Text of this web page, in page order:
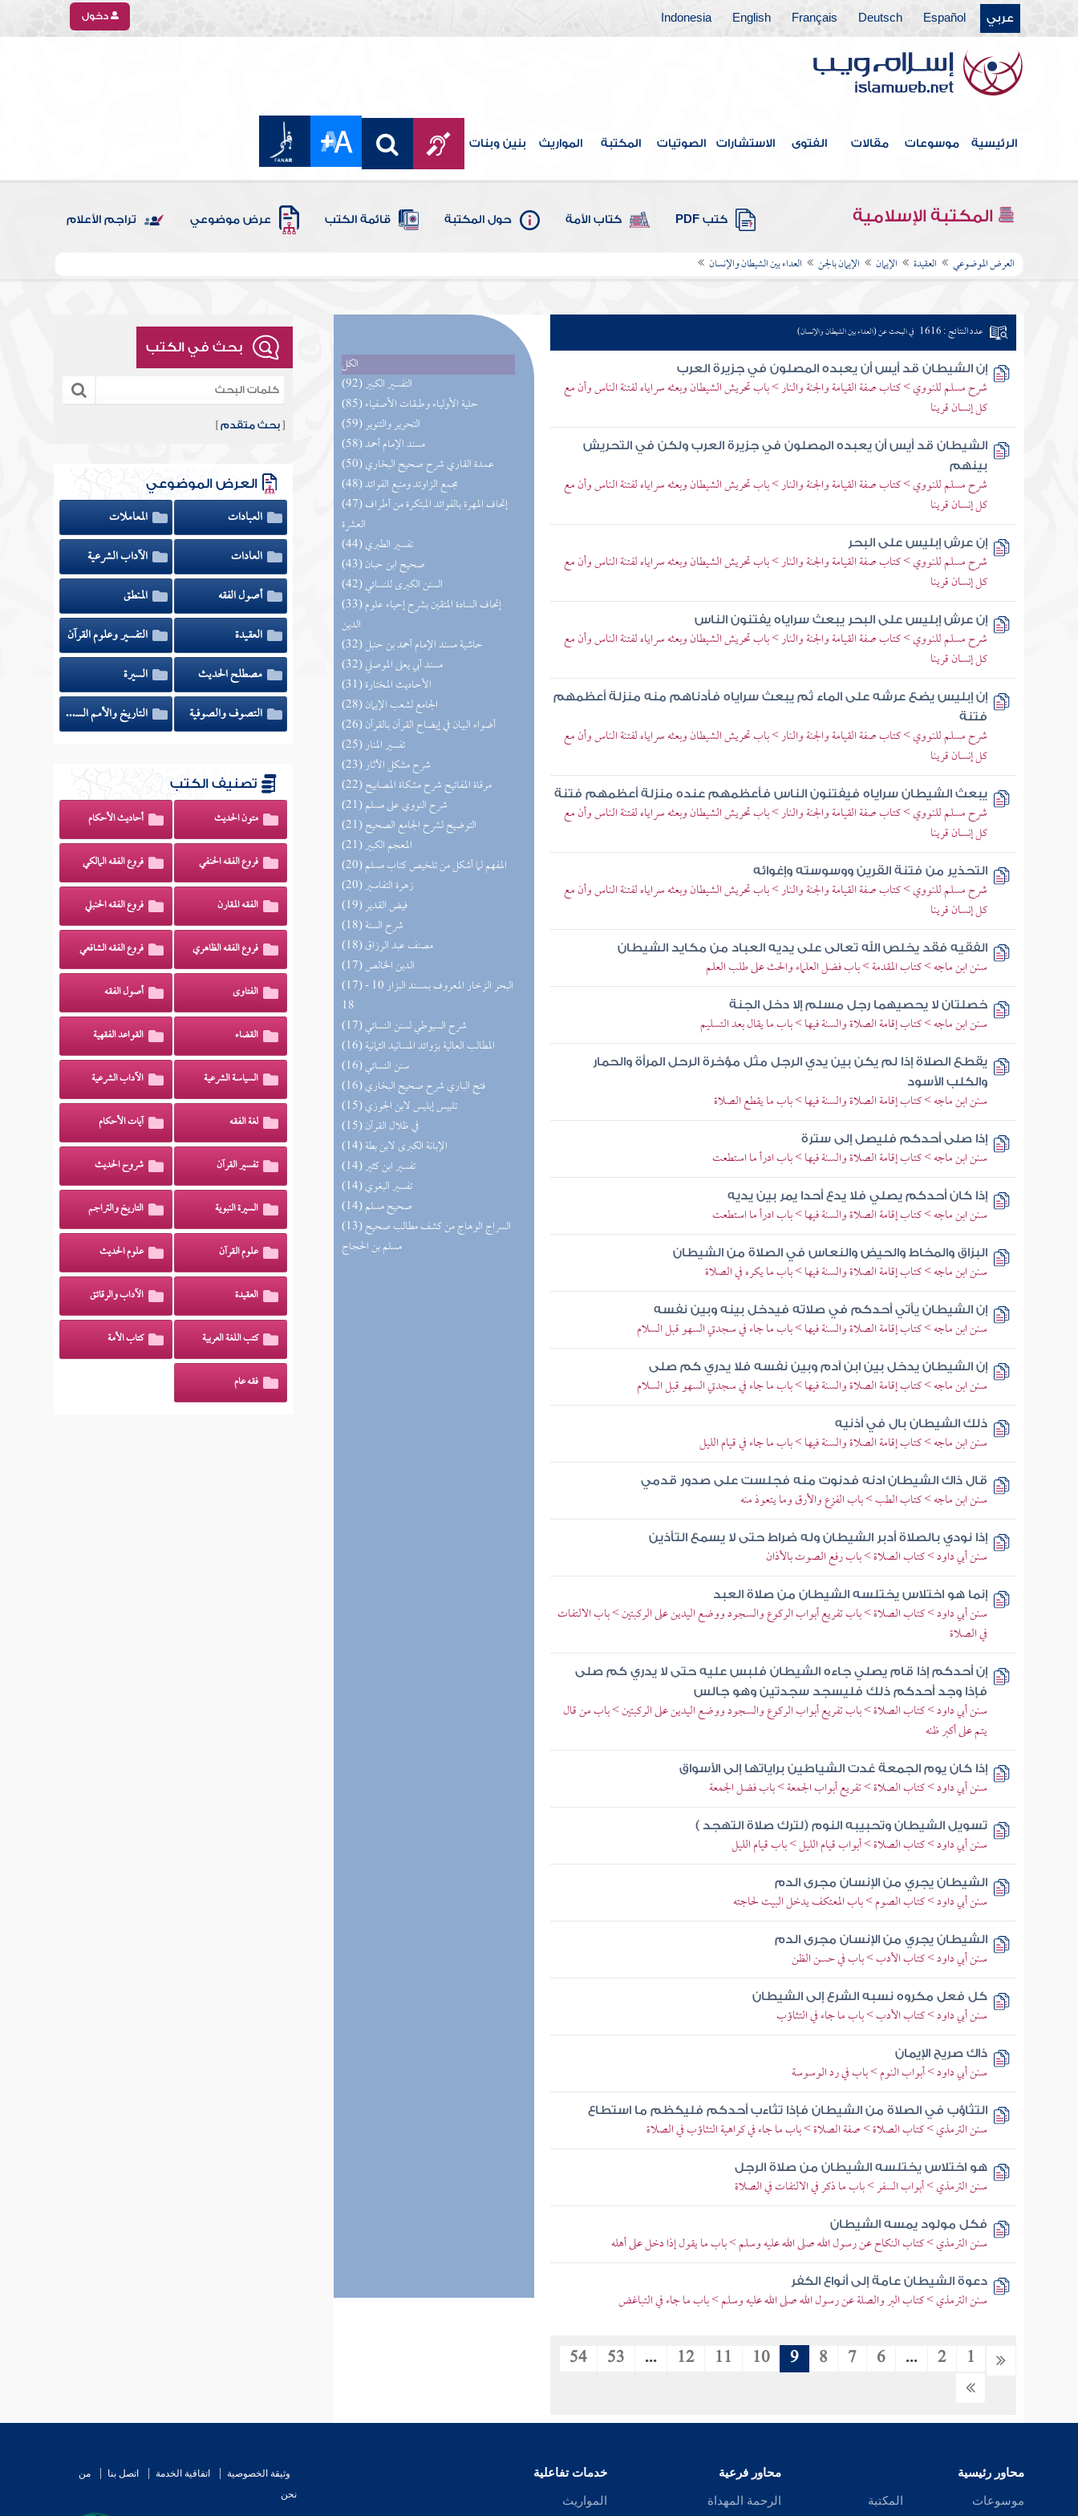
عربي Español
Deutsch
Français
English
Indonesia دخول
الرئيسية موسوعات مقالات الفتوى الاستشارات الصوتيات المكتبة المواريث بنين وبنات
المكتبة الإسلامية كتب PDF كتاب الأمة حول المكتبة قائمة الكتب عرض موضوعي تراجم الأعلام
العرض الموضوعي العقيدة الإيمان الإيمان بالجن العداء بين الشيطان والإنسان
الكل
(92) التفسير الكبير
(85) حلية الأولياء وطبقات الأصفياء
(59) التحرير والتنوير
(58) مسند الإمام أحمد
(50) عمدة القاري شرح صحيح البخاري
(48) مجمع الزاوئد ومنبع الفوائد
(47) إتحاف المهرة بالفوائد المبتكرة من أطراف
العشرة
(44) تفسير الطبري
(43) صحيح ابن حبان
(42) السنن الكبرى للنسائي
(33) إتحاف السادة المتقين بشرح إحياء علوم
الدين
(32) حاشية مسند الإمام أحمد بن حنبل
(32) مسند أبي يعلى الموصلي
(31) الأحاديث المختارة
(28) الجامع لشعب الإيمان
(26) أضواء البيان في إيضاح القرآن بالقرآن
(25) تفسير المنار
(23) شرح مشكل الآثار
(22) مرقاة المفاتيح شرح مشكاة المصابيح
(21) شرح النووي على مسلم
(21) التوضيح لشرح الجامع الصحيح
(21) المعجم الكبير
(20) المفهم لما أشكل من تلخيص كتاب مسلم
(20) زهرة التفاسير
(19) فيض القدير
(18) شرح السنة
(18) مصنف عبد الرزاق
(17) الدين الخالص
(17) البحر الزخار المعروف بمسند البزار 10 -
18
(17) شرح السيوطي لسنن النسائي
(16) المطالب العالية بزوائد المسانيد الثمانية
(16) سنن النسائي
(16) فتح الباري شرح صحيح البخاري
(15) تلبيس إبليس لابن الجوزي
(15) في ظلال القرآن
(14) الإبانة الكبرى لابن بطة
(14) تفسير ابن كثير
(14) تفسير البغوي
(14) صحيح مسلم
(13) السراج الوهاج من كشف مطالب صحيح
مسلم بن الحجاج
عدد النتائج : 1616 في البحث عن (العداء بين الشيطان والإنسان)
إن الشيطان قد أيس أن يعبده المصلون في جزيرة العرب
شرح مسلم للنووي > كتاب صفة القيامة والجنة والنار > باب تحريش الشيطان وبعثه سراياه لفتنة الناس وأن مع
كل إنسان قرينا
الشيطان قد أيس أن يعبده المصلون في جزيرة العرب ولكن في التحريش
بينهم
شرح مسلم للنووي > كتاب صفة القيامة والجنة والنار > باب تحريش الشيطان وبعثه سراياه لفتنة الناس وأن مع
كل إنسان قرينا
إن عرش إبليس على البحر
شرح مسلم للنووي > كتاب صفة القيامة والجنة والنار > باب تحريش الشيطان وبعثه سراياه لفتنة الناس وأن مع
كل إنسان قرينا
إن عرش إبليس على البحر يبعث سراياه يفتنون الناس
شرح مسلم للنووي > كتاب صفة القيامة والجنة والنار > باب تحريش الشيطان وبعثه سراياه لفتنة الناس وأن مع
كل إنسان قرينا
إن إبليس يضع عرشه على الماء ثم يبعث سراياه فأدناهم منه منزلة أعظمهم
فتنة
شرح مسلم للنووي > كتاب صفة القيامة والجنة والنار > باب تحريش الشيطان وبعثه سراياه لفتنة الناس وأن مع
كل إنسان قرينا
يبعث الشيطان سراياه فيفتنون الناس فأعظمهم عنده منزلة أعظمهم فتنة
شرح مسلم للنووي > كتاب صفة القيامة والجنة والنار > باب تحريش الشيطان وبعثه سراياه لفتنة الناس وأن مع
كل إنسان قرينا
التحذير من فتنة القرين ووسوسته وإغوائه
شرح مسلم للنووي > كتاب صفة القيامة والجنة والنار > باب تحريش الشيطان وبعثه سراياه لفتنة الناس وأن مع
كل إنسان قرينا
الفقيه فقد يخلص الله تعالى على يديه العباد من مكايد الشيطان
سنن ابن ماجه > كتاب المقدمة > باب فضل العلماء والحث على طلب العلم
خصلتان لا يحصيهما رجل مسلم إلا دخل الجنة
سنن ابن ماجه > كتاب إقامة الصلاة والسنة فيها > باب ما يقال بعد التسليم
يقطع الصلاة إذا لم يكن بين يدي الرجل مثل مؤخرة الرحل المرأة والحمار
والكلب الأسود
سنن ابن ماجه > كتاب إقامة الصلاة والسنة فيها > باب ما يقطع الصلاة
إذا صلى أحدكم فليصل إلى سترة
سنن ابن ماجه > كتاب إقامة الصلاة والسنة فيها > باب ادرأ ما استطعت
إذا كان أحدكم يصلي فلا يدع أحدا يمر بين يديه
سنن ابن ماجه > كتاب إقامة الصلاة والسنة فيها > باب ادرأ ما استطعت
البزاق والمخاط والحيض والنعاس في الصلاة من الشيطان
سنن ابن ماجه > كتاب إقامة الصلاة والسنة فيها > باب ما يكره في الصلاة
إن الشيطان يأتي أحدكم في صلاته فيدخل بينه وبين نفسه
سنن ابن ماجه > كتاب إقامة الصلاة والسنة فيها > باب ما جاء في سجدتي السهو قبل السلام
إن الشيطان يدخل بين ابن آدم وبين نفسه فلا يدري كم صلى
سنن ابن ماجه > كتاب إقامة الصلاة والسنة فيها > باب ما جاء في سجدتي السهو قبل السلام
ذلك الشيطان بال في أذنيه
سنن ابن ماجه > كتاب إقامة الصلاة والسنة فيها > باب ما جاء في قيام الليل
قال ذاك الشيطان ادنه فدنوت منه فجلست على صدور قدمي
سنن ابن ماجه > كتاب الطب > باب الفزع والأرق وما يتعوذ منه
إذا نودي بالصلاة أدبر الشيطان وله ضراط حتى لا يسمع التأذين
سنن أبي داود > كتاب الصلاة > باب رفع الصوت بالأذان
إنما هو اختلاس يختلسه الشيطان من صلاة العبد
سنن أبي داود > كتاب الصلاة > باب تفريع أبواب الركوع والسجود ووضع اليدين على الركبتين > باب الالتفات
في الصلاة
إن أحدكم إذا قام يصلي جاءه الشيطان فلبس عليه حتى لا يدري كم صلى
فإذا وجد أحدكم ذلك فليسجد سجدتين وهو جالس
سنن أبي داود > كتاب الصلاة > باب تفريع أبواب الركوع والسجود ووضع اليدين على الركبتين > باب من قال
يتم على أكبر ظنه
إذا كان يوم الجمعة غدت الشياطين براياتها إلى الأسواق
سنن أبي داود > كتاب الصلاة > تفريع أبواب الجمعة > باب فضل الجمعة
تسويل الشيطان وتحبيبه النوم (لترك صلاة التهجد )
سنن أبي داود > كتاب الصلاة > أبواب قيام الليل > باب قيام الليل
الشيطان يجري من الإنسان مجرى الدم
سنن أبي داود > كتاب الصوم > باب المعتكف يدخل البيت لحاجته
الشيطان يجري من الإنسان مجرى الدم
سنن أبي داود > كتاب الأدب > باب في حسن الظن
كل فعل مكروه نسبه الشرع إلى الشيطان
سنن أبي داود > كتاب الأدب > باب ما جاء في التثاؤب
ذاك صريح الإيمان
سنن أبي داود > أبواب النوم > باب في رد الوسوسة
التثاؤب في الصلاة من الشيطان فإذا تثاءب أحدكم فليكظم ما استطاع
سنن الترمذي > كتاب الصلاة > صفة الصلاة > باب ما جاء في كراهية التثاؤب في الصلاة
هو اختلاس يختلسه الشيطان من صلاة الرجل
سنن الترمذي > أبواب السفر > باب ما ذكر في الالتفات في الصلاة
فكل مولود يمسه الشيطان
سنن الترمذي > كتاب النكاح عن رسول الله صلى الله عليه وسلم > باب ما يقول إذا دخل على أهله
دعوة الشيطان عامة إلى أنواع الكفر
سنن الترمذي > كتاب البر والصلة عن رسول الله صلى الله عليه وسلم > باب ما جاء في التباغض
1
2
...
6
7
8
9
10
11
12
...
53
54
بحث في الكتب
[بحث متقدم ]
العرض الموضوعي
العبادات
المعاملات
العادات
الآداب الشرعية
أصول الفقه
المنطق
العقيدة
التفسير وعلوم القرآن
مصطلح الحديث
السيرة
التصوف والصوفية
التاريخ والأمم السابقة
تصنيف الكتب
متون الحديث أحاديث الأحكام
فروع الفقه الحنفي فروع الفقه المالكي
الفقه المقارن فروع الفقه الحنبلي
فروع الفقه الظاهري فروع الفقه الشافعي
الفتاوى أصول الفقه
القضاء القواعد الفقهية
السياسة الشرعية الآداب الشرعية
لغة الفقه آيات الأحكام
تفسير القرآن شروح الحديث
السيرة النبوية التاريخ والتراجم
علوم القرآن علوم الحديث
العقيدة الآداب والرقائق
كتب اللغة العربية كتاب الأمة
فقه عام
محاور رئيسية
موسوعات المكتبة
محاور فرعية
الرحمة المهداة
خدمات تفاعلية
المواريث
وثيقة الخصوصية اتفاقية الخدمة اتصل بنا
من
نحن